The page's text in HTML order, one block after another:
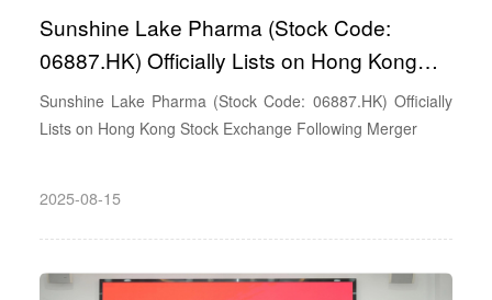
Sunshine Lake Pharma (Stock Code:
06887.HK) Officially Lists on Hong Kong
Stock Exchange Following Merger
Sunshine Lake Pharma (Stock Code: 06887.HK) Officially
Lists on Hong Kong Stock Exchange Following Merger
2025-08-15